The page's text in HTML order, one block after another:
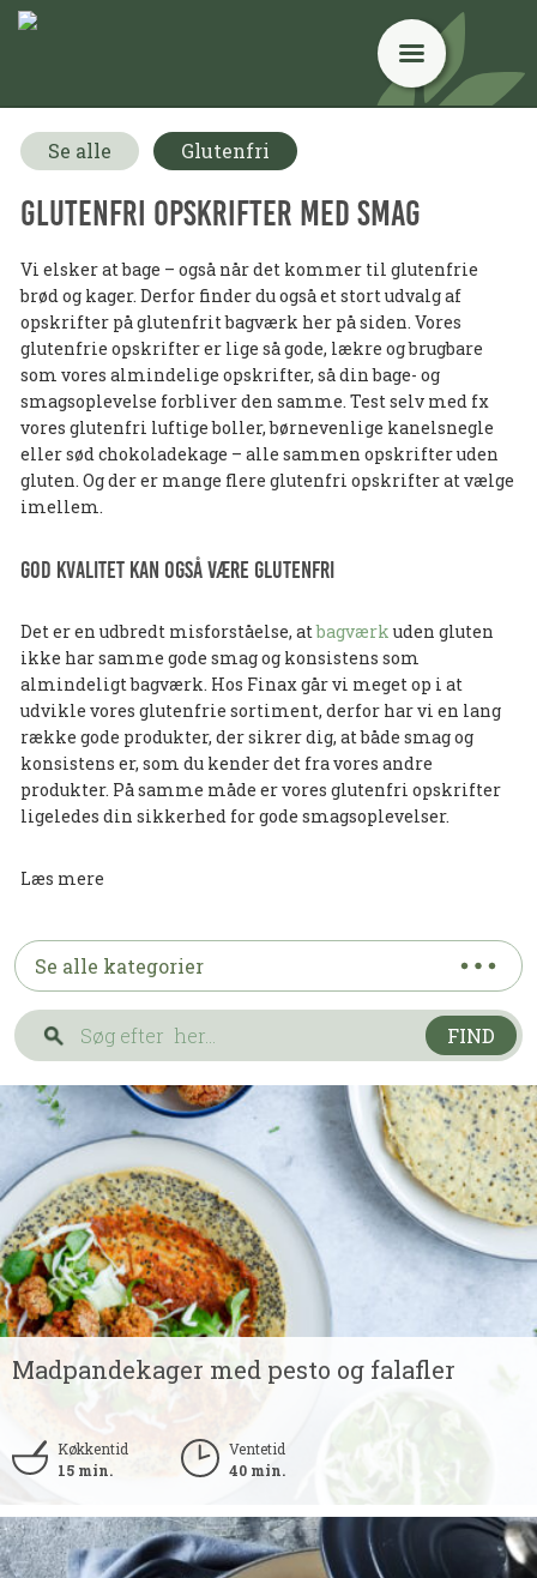
Se alle Glutenfri
Glutenfri opskrifter med smag
Vi elsker at bage – også når det kommer til glutenfrie
brød og kager. Derfor finder du også et stort udvalg af
opskrifter på glutenfrit bagværk her på siden. Vores
glutenfrie opskrifter er lige så gode, lækre og brugbare
som vores almindelige opskrifter, så din bage- og
smagsoplevelse forbliver den samme. Test selv med fx
vores glutenfri luftige boller, børnevenlige kanelsnegle
eller sød chokoladekage – alle sammen opskrifter uden
gluten. Og der er mange flere glutenfri opskrifter at vælge
imellem.
God kvalitet kan også være glutenfri
Det er en udbredt misforståelse, atbagværk uden gluten
ikke har samme gode smag og konsistens som
almindeligt bagværk. Hos Finax går vi meget op i at
udvikle vores glutenfrie sortiment, derfor har vi en lang
række gode produkter, der sikrer dig, at både smag og
konsistens er, som du kender det fra vores andre
produkter. På samme måde er vores glutenfri opskrifter
ligeledes din sikkerhed for gode smagsoplevelser.
Læs mere
Se alle kategorier
FIND
Madpandekager med pesto og falafler
Køkkentid
15 min.
Ventetid
40 min.